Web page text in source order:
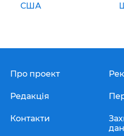
США
Про проект
Редакція
Контакти